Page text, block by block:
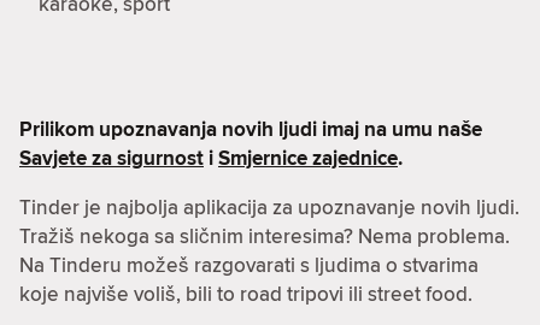
Prilikom upoznavanja novih ljudi imaj na umu naše
Savjete za sigurnost iSmjernice zajednice.
Tinder je najbolja aplikacija za upoznavanje novih ljudi.
Tražiš nekoga sa sličnim interesima? Nema problema.
Na Tinderu možeš razgovarati s ljudima o stvarima
koje najviše voliš, bili to road tripovi ili street food.